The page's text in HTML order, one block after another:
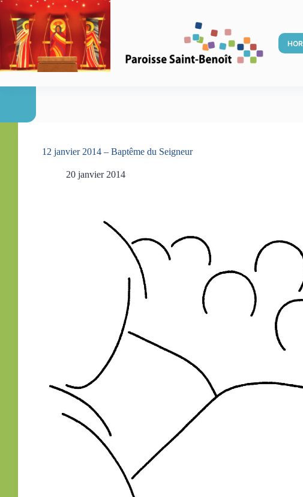
Passer
contenu
12 janvier 2014 – Baptême du Seigneur
20 janvier 2014